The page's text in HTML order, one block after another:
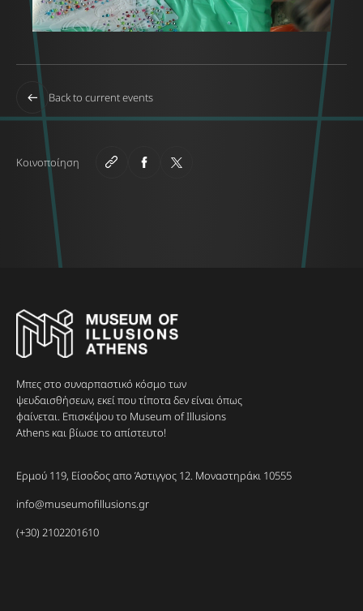
Back to current events
Κοινοποίηση
Μπες στο συναρπαστικό κόσμο των
ψευδαισθήσεων, εκεί που τίποτα δεν είναι όπως
φαίνεται. Επισκέψου το Museum of Illusions
Athens και βίωσε το απίστευτο!
Ερμού 119, Είσοδος απο Άστιγγος 12. Μοναστηράκι 10555
info@museumofillusions.gr
(+30) 2102201610